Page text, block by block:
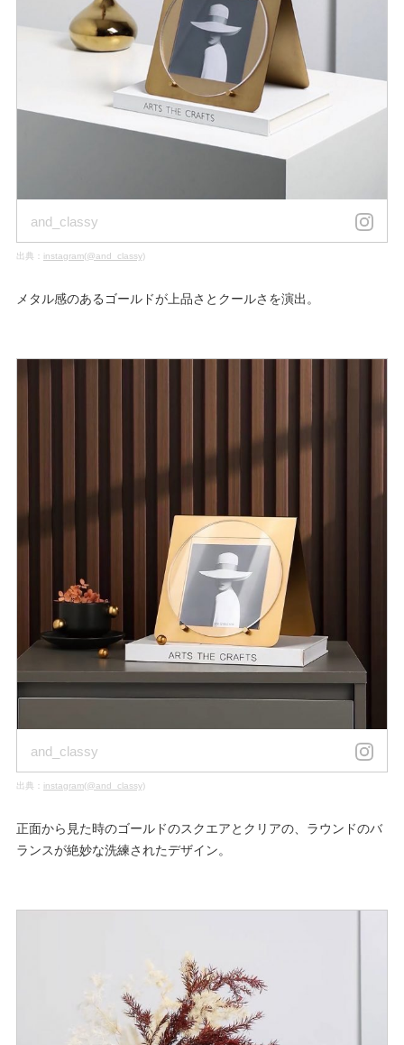
and_classy
出典： instagram(@and_classy)
メタル感のあるゴールドが上品さとクールさを演出。
and_classy
出典： instagram(@and_classy)
正面から見た時のゴールドのスクエアとクリアの、ラウンドのバ
ランスが絶妙な洗練されたデザイン。